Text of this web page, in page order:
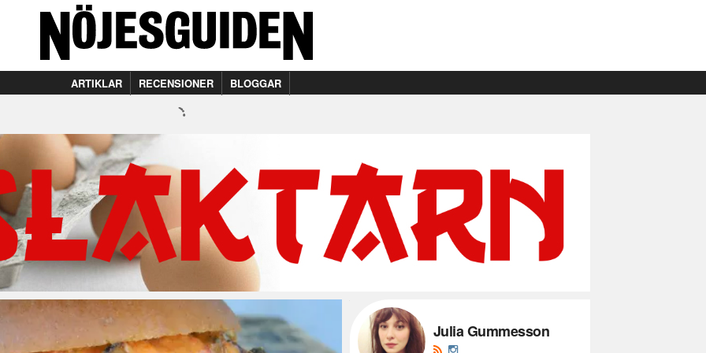
ARTIKLAR RECENSIONER BLOGGAR
Julia Gummesson